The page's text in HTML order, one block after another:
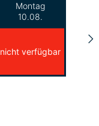
Montag
10.08.
nicht verfügbar